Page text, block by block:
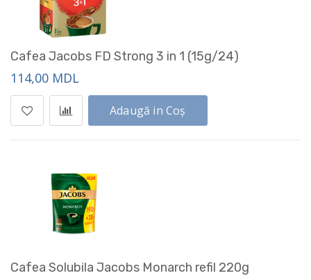
Cafea Jacobs FD Strong 3 in 1 (15g/24)
114,00 MDL
Adaugă in Coș
Cafea Solubila Jacobs Monarch refil 220g